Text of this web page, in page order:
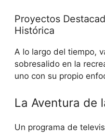
Proyectos
Histórica
A lo largo del tiempo,
sobresalido en la
uno con su propio
La Aventura de
Un programa de